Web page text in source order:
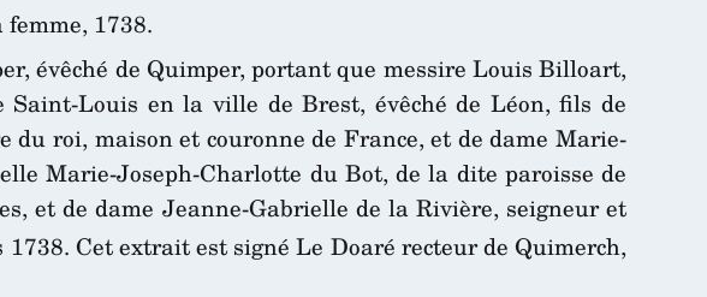
1738.
évêché de Quimper, portant que messire Louis Billoart,
Saint-Louis en la ville de Brest, évêché de Léon, fils de
roi, maison et couronne de France, et de dame Marie-
Marie-Joseph-Charlotte du Bot, de la dite paroisse de
et de dame Jeanne-Gabrielle de la Rivière, seigneur et
Cet extrait est signé Le Doaré recteur de Quimerch,